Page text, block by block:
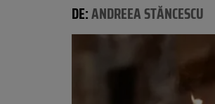
DE:ANDREEA STĂNCESCU